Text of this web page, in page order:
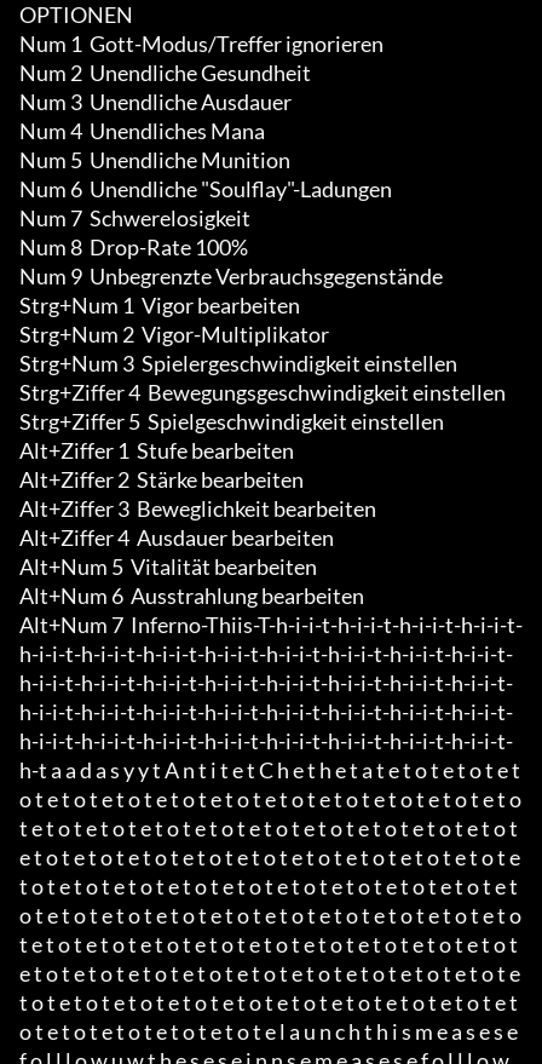
OPTIONEN
Num 1  Gott-Modus/Treffer ignorieren
Num 2  Unendliche Gesundheit
Num 3  Unendliche Ausdauer
Num 4  Unendliches Mana
Num 5  Unendliche Munition
Num 6  Unendliche "Soulflay"-Ladungen
Num 7  Schwerelosigkeit
Num 8  Drop-Rate 100%
Num 9  Unbegrenzte Verbrauchsgegenstände
Strg+Num 1  Vigor bearbeiten
Strg+Num 2  Vigor-Multiplikator
Strg+Num 3  Spielergeschwindigkeit einstellen
Strg+Ziffer 4  Bewegungsgeschwindigkeit einstellen
Strg+Ziffer 5  Spielgeschwindigkeit einstellen
Alt+Ziffer 1  Stufe bearbeiten
Alt+Ziffer 2  Stärke bearbeiten
Alt+Ziffer 3  Beweglichkeit bearbeiten
Alt+Ziffer 4  Ausdauer bearbeiten
Alt+Num 5  Vitalität bearbeiten
Alt+Num 6  Ausstrahlung bearbeiten
Alt+Num 7  Inferno-Thiis-T-h-i-i-t-h-i-i-t-h-i-i-t-h-i-i-t-
h-i-i-t-h-i-i-t-h-i-i-t-h-i-i-t-h-i-i-t-h-i-i-t-h-i-i-t-h-i-i-t-
h-i-i-t-h-i-i-t-h-i-i-t-h-i-i-t-h-i-i-t-h-i-i-t-h-i-i-t-h-i-i-t-
h-i-i-t-h-i-i-t-h-i-i-t-h-i-i-t-h-i-i-t-h-i-i-t-h-i-i-t-h-i-i-t-
h-i-i-t-h-i-i-t-h-i-i-t-h-i-i-t-h-i-i-t-h-i-i-t-h-i-i-t-h-i-i-t-
h-t a a d a s y y t A n t i t e t C h e t h e t a t e t o t e t o t e t
o t e t o t e t o t e t o t e t o t e t o t e t o t e t o t e t o t e t o
t e t o t e t o t e t o t e t o t e t o t e t o t e t o t e t o t e t o t
e t o t e t o t e t o t e t o t e t o t e t o t e t o t e t o t e t o t e
t o t e t o t e t o t e t o t e t o t e t o t e t o t e t o t e t o t e t
o t e t o t e t o t e t o t e t o t e t o t e t o t e t o t e t o t e t o
t e t o t e t o t e t o t e t o t e t o t e t o t e t o t e t o t e t o t
e t o t e t o t e t o t e t o t e t o t e t o t e t o t e t o t e t o t e
t o t e t o t e t o t e t o t e t o t e t o t e t o t e t o t e t o t e t
o t e t o t e t o t e t o t e t o t e l a u n c h t h i s m e a s e s e